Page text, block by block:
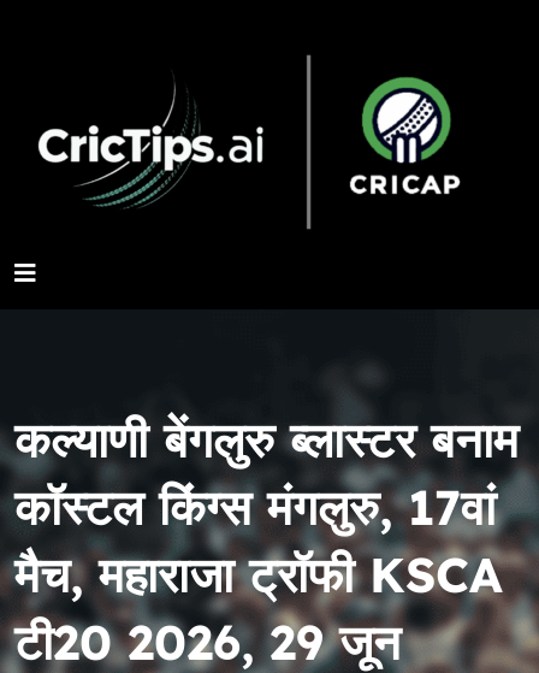
कल्याणी बेंगलुरु ब्लास्टर बनाम
कॉस्टल किंग्स मंगलुरु, 17वां
मैच, महाराजा ट्रॉफी KSCA
टी20 2026, 29 जून